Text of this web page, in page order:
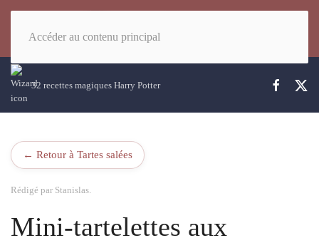
Accéder au contenu principal
32 recettes magiques Harry Potter
← Retour à Tartes salées
Rédigé par Stanislas.
Mini-tartelettes aux